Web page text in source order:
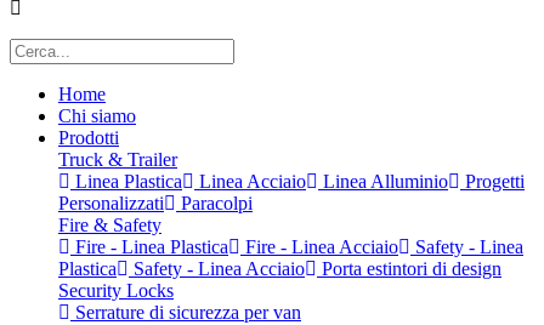
Home
Chi siamo
Prodotti
Truck & Trailer
Linea Plastica
Linea Acciaio Linea Alluminio
Progetti
Personalizzati
Paracolpi
Fire & Safety
Fire - Linea Plastica
Fire - Linea Acciaio
Safety - Linea
Plastica
Safety - Linea Acciaio
Porta estintori di design
Security Locks
Serrature di sicurezza per van